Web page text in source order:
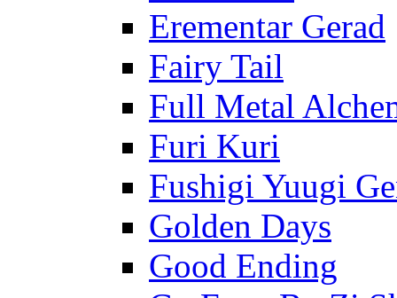
Erementar Gerad
Fairy Tail
Full Metal
Furi Kuri
Fushigi Yuugi
Golden Days
Good Ending